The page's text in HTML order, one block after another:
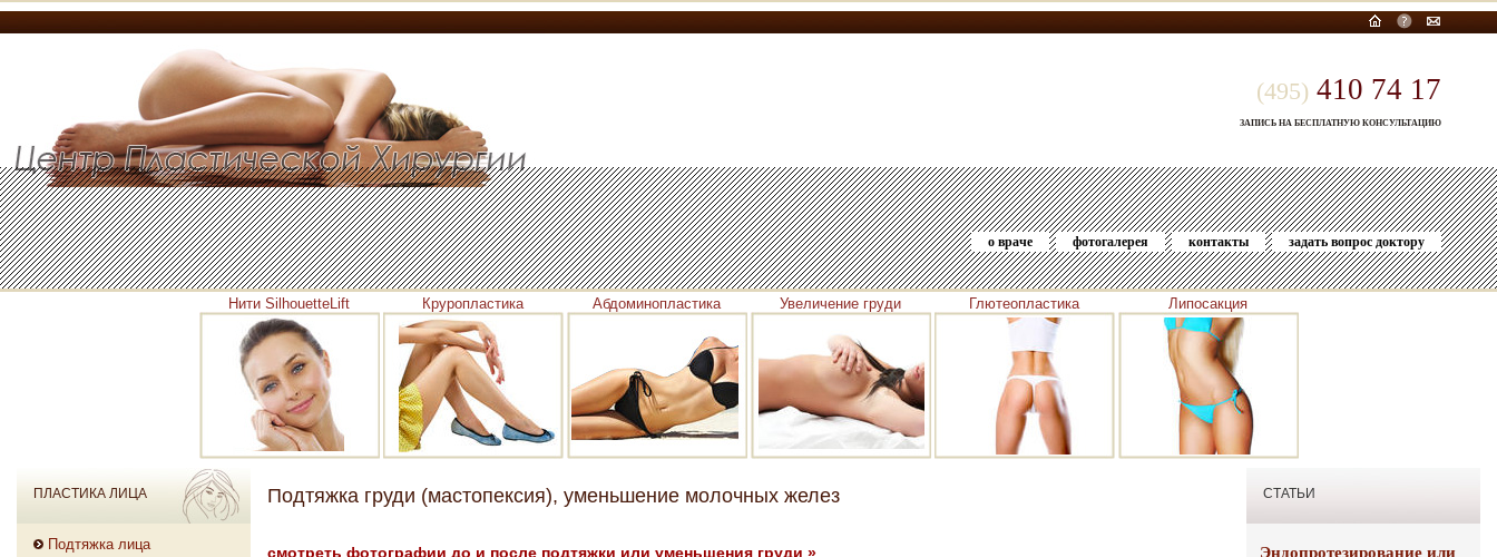
(495) 410 74 17
ЗАПИСЬ НА БЕСПЛАТНУЮ КОНСУЛЬТАЦИЮ
о враче фотогалерея контакты задать вопрос доктору
Нити SilhouetteLift Круропластика Абдоминопластика Увеличение груди Глютеопластика Липосакция
ПЛАСТИКА ЛИЦА
Подтяжка лица
Подтяжка груди (мастопексия), уменьшение молочных желез
смотреть фотографии до и после подтяжки или уменьшения груди »
СТАТЬИ
Эндопротезирование или